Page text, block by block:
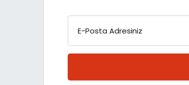
E-Posta Adresiniz